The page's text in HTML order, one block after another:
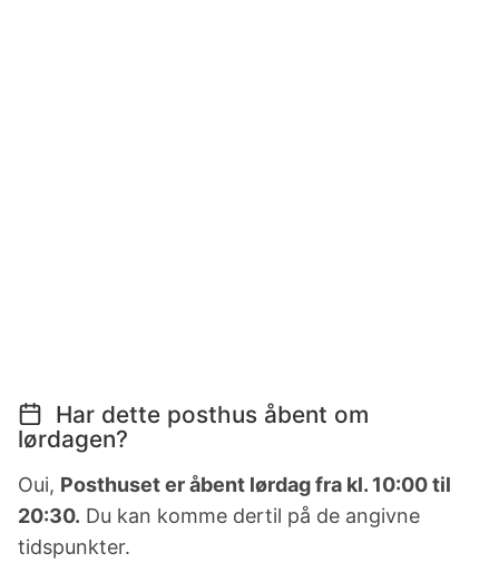
Har dette posthus åbent om
lørdagen?
Oui, Posthuset er åbent lørdag fra kl. 10:00 til
20:30. Du kan komme dertil på de angivne
tidspunkter.